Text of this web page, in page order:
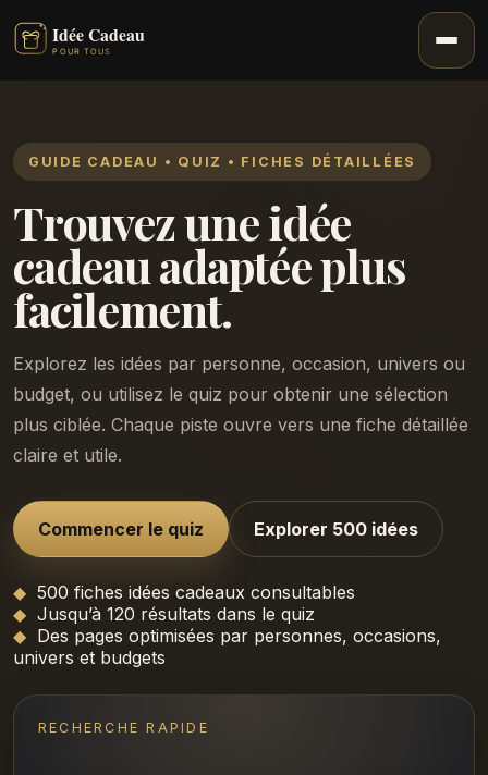
GUIDE CADEAU • QUIZ • FICHES DÉTAILLÉES
Trouvez une idée
cadeau adaptée plus
facilement.
Explorez les idées par personne, occasion, univers ou
budget, ou utilisez le quiz pour obtenir une sélection
plus ciblée. Chaque piste ouvre vers une fiche détaillée
claire et utile.
Commencer le quiz Explorer 500 idées
500 fiches idées cadeaux consultables
Jusqu’à 120 résultats dans le quiz
Des pages optimisées par personnes, occasions,
univers et budgets
RECHERCHE RAPIDE